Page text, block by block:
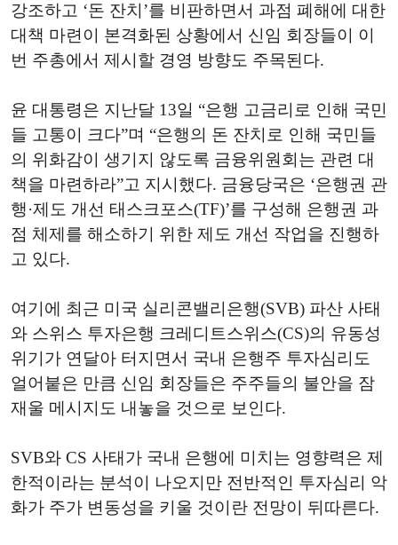
강조하고 ‘돈 잔치’를 비판하면서 과점 폐해에 대한
대책 마련이 본격화된 상황에서 신임 회장들이 이
번 주총에서 제시할 경영 방향도 주목된다.
윤 대통령은 지난달 13일 “은행 고금리로 인해 국민
들 고통이 크다”며 “은행의 돈 잔치로 인해 국민들
의 위화감이 생기지 않도록 금융위원회는 관련 대
책을 마련하라”고 지시했다. 금융당국은 ‘은행권 관
행·제도 개선 태스크포스(TF)’를 구성해 은행권 과
점 체제를 해소하기 위한 제도 개선 작업을 진행하
고 있다.
여기에 최근 미국 실리콘밸리은행(SVB) 파산 사태
와 스위스 투자은행 크레디트스위스(CS)의 유동성
위기가 연달아 터지면서 국내 은행주 투자심리도
얼어붙은 만큼 신임 회장들은 주주들의 불안을 잠
재울 메시지도 내놓을 것으로 보인다.
SVB와 CS 사태가 국내 은행에 미치는 영향력은 제
한적이라는 분석이 나오지만 전반적인 투자심리 악
화가 주가 변동성을 키울 것이란 전망이 뒤따른다.